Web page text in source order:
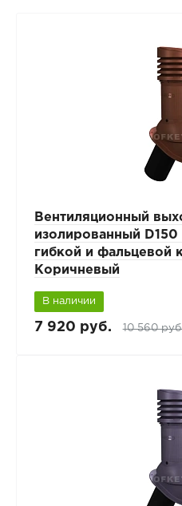
Вентиляционный
изолированный
гибкой и фальцевой
Коричневый
В наличии
7 920 руб. 10 560